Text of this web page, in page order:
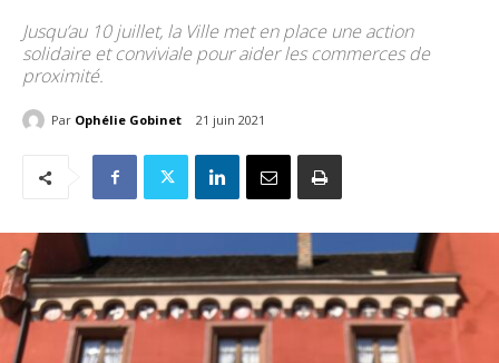
Jusqu’au 10 juillet, la Ville met en place une action
solidaire et conviviale pour aider les commerces de
proximité.
Par Ophélie Gobinet 21 juin 2021